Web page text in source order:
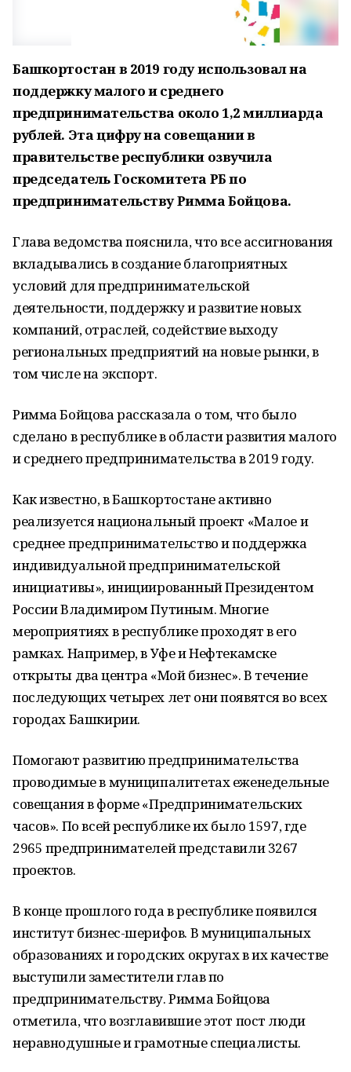
Башкортостан в 2019 году использовал на
поддержку малого и среднего
предпринимательства около 1,2 миллиарда
рублей. Эта цифру на совещании в
правительстве республики озвучила
председатель Госкомитета РБ по
предпринимательству Римма Бойцова.
Глава ведомства пояснила, что все ассигнования
вкладывались в создание благоприятных
условий для предпринимательской
деятельности, поддержку и развитие новых
компаний, отраслей, содействие выходу
региональных предприятий на новые рынки, в
том числе на экспорт.
Римма Бойцова рассказала о том, что было
сделано в республике в области развития малого
и среднего предпринимательства в 2019 году.
Как известно, в Башкортостане активно
реализуется национальный проект «Малое и
среднее предпринимательство и поддержка
индивидуальной предпринимательской
инициативы», инициированный Президентом
России Владимиром Путиным. Многие
мероприятиях в республике проходят в его
рамках. Например, в Уфе и Нефтекамске
открыты два центра «Мой бизнес». В течение
последующих четырех лет они появятся во всех
городах Башкирии.
Помогают развитию предпринимательства
проводимые в муниципалитетах еженедельные
совещания в форме «Предпринимательских
часов». По всей республике их было 1597, где
2965 предпринимателей представили 3267
проектов.
В конце прошлого года в республике появился
институт бизнес-шерифов. В муниципальных
образованиях и городских округах в их качестве
выступили заместители глав по
предпринимательству. Римма Бойцова
отметила, что возглавившие этот пост люди
неравнодушные и грамотные специалисты.